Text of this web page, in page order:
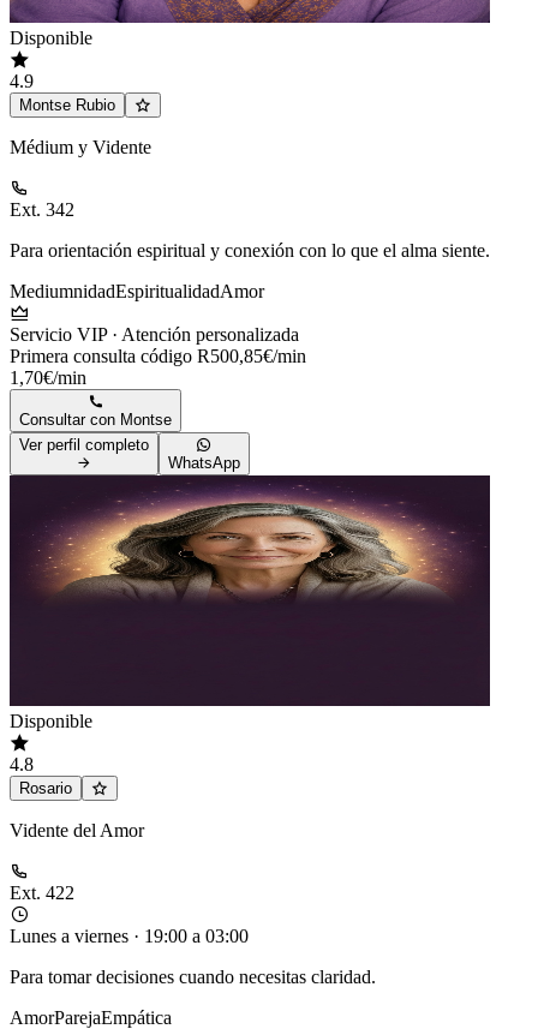
Disponible
4.9
Montse Rubio
Médium y Vidente
Ext. 342
Para orientación espiritual y conexión con lo que el alma siente.
MediumnidadEspiritualidadAmor
Servicio VIP · Atención personalizada
Primera consulta código R500,85€/min
1,70€/min
Consultar con Montse
Ver perfil completo
WhatsApp
Disponible
4.8
Rosario
Vidente del Amor
Ext. 422
Lunes a viernes · 19:00 a 03:00
Para tomar decisiones cuando necesitas claridad.
AmorParejaEmpática